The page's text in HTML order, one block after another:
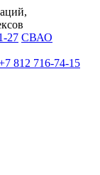
27 СВАО
812 716-74-15